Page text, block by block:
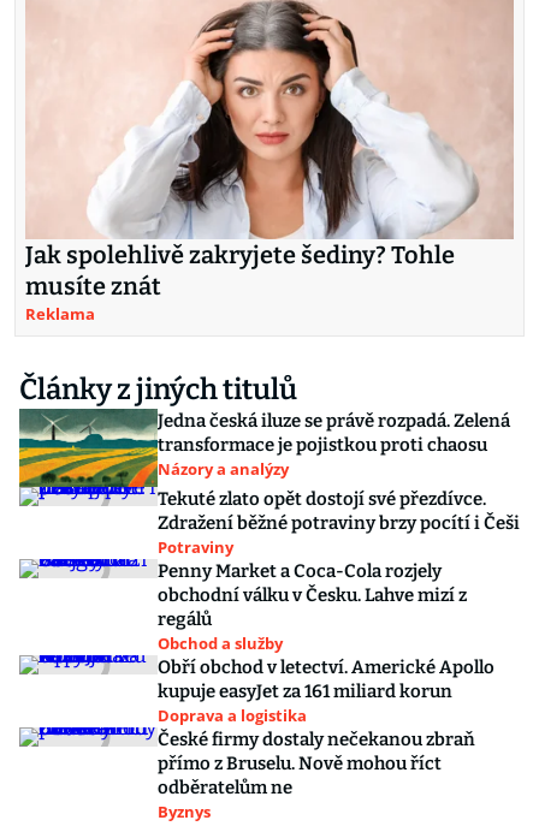
Jak spolehlivě zakryjete šediny? Tohle
musíte znát
Reklama
Články z jiných titulů
Jedna česká iluze se právě rozpadá. Zelená
transformace je pojistkou proti chaosu
Názory a analýzy
Tekuté zlato opět dostojí své přezdívce.
Zdražení běžné potraviny brzy pocítí i Češi
Potraviny
Penny Market a Coca-Cola rozjely
obchodní válku v Česku. Lahve mizí z
regálů
Obchod a služby
Obří obchod v letectví. Americké Apollo
kupuje easyJet za 161 miliard korun
Doprava a logistika
České firmy dostaly nečekanou zbraň
přímo z Bruselu. Nově mohou říct
odběratelům ne
Byznys